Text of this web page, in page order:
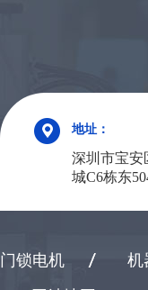
地址：
深圳市宝安
城C6栋东
门锁电机 机